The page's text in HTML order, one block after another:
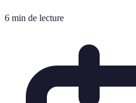
6 min de lecture